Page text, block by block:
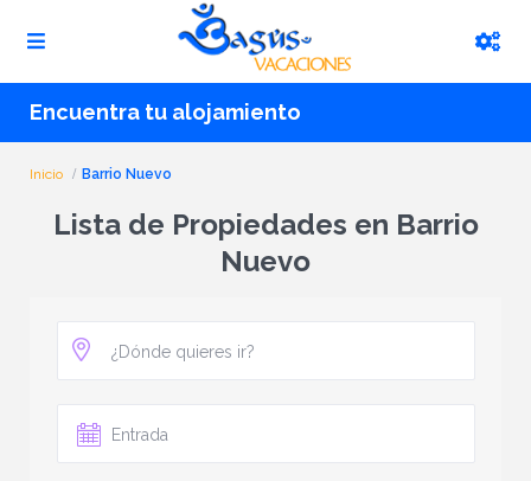
Encuentra tu alojamiento
Inicio Barrio Nuevo
Lista de Propiedades en Barrio
Nuevo